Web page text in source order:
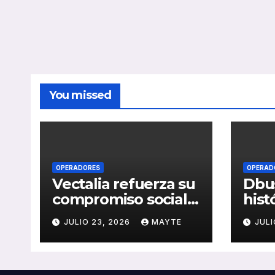
You missed
OPERADORES
Vectalia refuerza su
compromiso social y
medioambiental
con la publicación
de su Memoria de
JULIO 23, 2026 MAYTE
del